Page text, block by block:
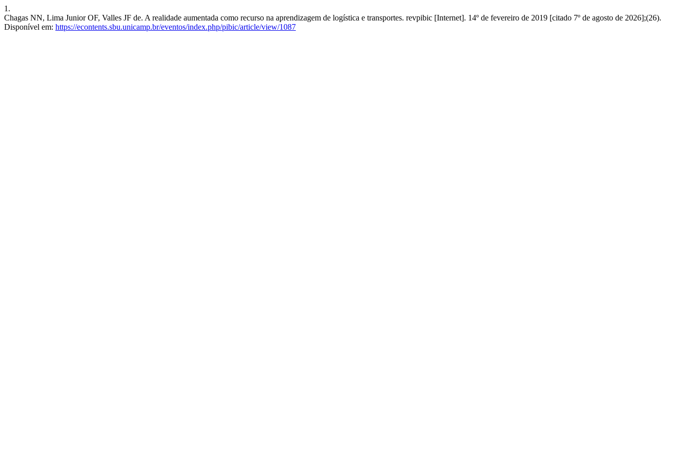
1.
Chagas NN, Lima Junior OF, Valles JF de. A realidade aumentada como recurso na aprendizagem de logística e transportes. revpibic [Internet]. 14º de fevereiro de 2019 [citado 7º de agosto de 2026];(26).
Disponível em: https://econtents.sbu.unicamp.br/eventos/index.php/pibic/article/view/1087